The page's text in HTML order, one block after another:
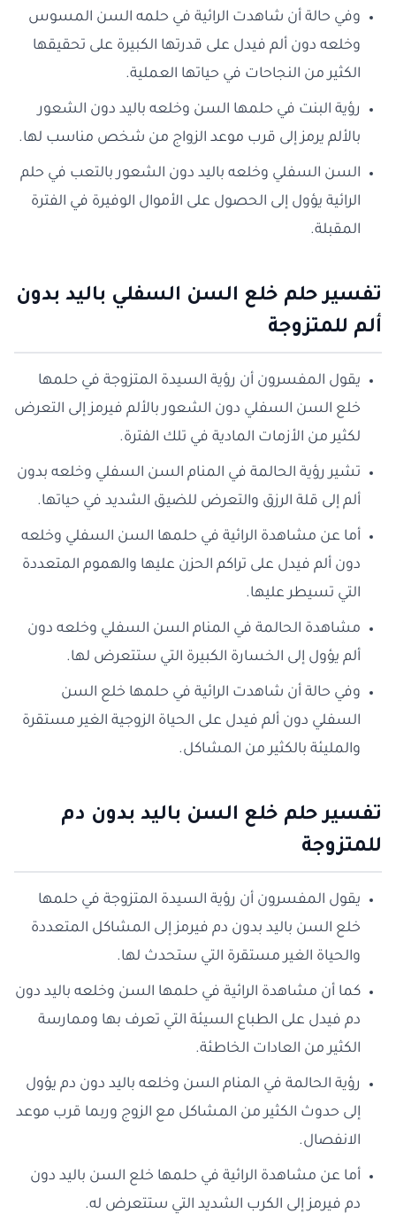
وفي حالة أن شاهدت الرائية في حلمه السن المسوس
وخلعه دون ألم فيدل على قدرتها الكبيرة على تحقيقها
الكثير من النجاحات في حياتها العملية.
رؤية البنت في حلمها السن وخلعه باليد دون الشعور
بالألم يرمز إلى قرب موعد الزواج من شخص مناسب لها.
السن السفلي وخلعه باليد دون الشعور بالتعب في حلم
الرائية يؤول إلى الحصول على الأموال الوفيرة في الفترة
المقبلة.
تفسير حلم خلع السن السفلي باليد بدون
ألم للمتزوجة
يقول المفسرون أن رؤية السيدة المتزوجة في حلمها
خلع السن السفلي دون الشعور بالألم فيرمز إلى التعرض
لكثير من الأزمات المادية في تلك الفترة.
تشير رؤية الحالمة في المنام السن السفلي وخلعه بدون
ألم إلى قلة الرزق والتعرض للضيق الشديد في حياتها.
أما عن مشاهدة الرائية في حلمها السن السفلي وخلعه
دون ألم فيدل على تراكم الحزن عليها والهموم المتعددة
التي تسيطر عليها.
مشاهدة الحالمة في المنام السن السفلي وخلعه دون
ألم يؤول إلى الخسارة الكبيرة التي ستتعرض لها.
وفي حالة أن شاهدت الرائية في حلمها خلع السن
السفلي دون ألم فيدل على الحياة الزوجية الغير مستقرة
والمليئة بالكثير من المشاكل.
تفسير حلم خلع السن باليد بدون دم
للمتزوجة
يقول المفسرون أن رؤية السيدة المتزوجة في حلمها
خلع السن باليد بدون دم فيرمز إلى المشاكل المتعددة
والحياة الغير مستقرة التي ستحدث لها.
كما أن مشاهدة الرائية في حلمها السن وخلعه باليد دون
دم فيدل على الطباع السيئة التي تعرف بها وممارسة
الكثير من العادات الخاطئة.
رؤية الحالمة في المنام السن وخلعه باليد دون دم يؤول
إلى حدوث الكثير من المشاكل مع الزوج وربما قرب موعد
الانفصال.
أما عن مشاهدة الرائية في حلمها خلع السن باليد دون
دم فيرمز إلى الكرب الشديد التي ستتعرض له.